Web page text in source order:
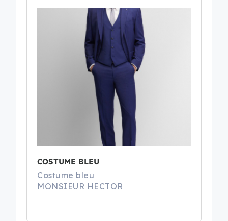
COSTUME BLEU
Costume bleu
MONSIEUR HECTOR